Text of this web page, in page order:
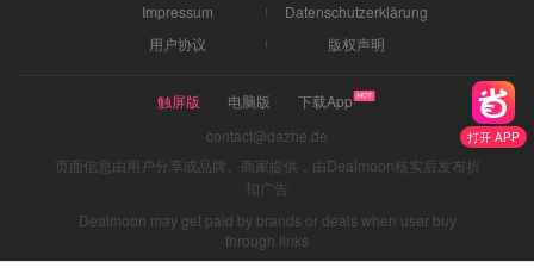
打开 APP
Impressum
Datenschutzerklärung
用户协议
版权声明
触屏版 电脑版
下载App
contact@dazhe.de
页面信息由用户分享或品牌、商家提供，由Dealmoon核实后发布折
扣广告
Dealmoon may get paid by brands or deals when user buy
through links